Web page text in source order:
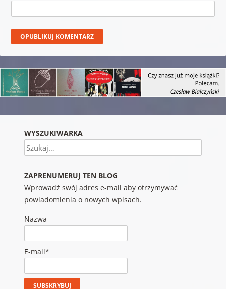
WYSZUKIWARKA
Szukaj
ZAPRENUMERUJ TEN BLOG
Wprowadź swój adres e-mail aby otrzymywać
powiadomienia o nowych wpisach.
Nazwa
E-mail*